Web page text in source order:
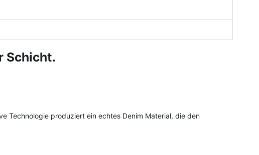
Schicht.
Technologie produziert ein echtes Denim Material, die den